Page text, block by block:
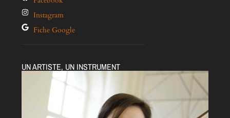
Instagram
Fiche Google
UN ARTISTE, UN INSTRUMENT